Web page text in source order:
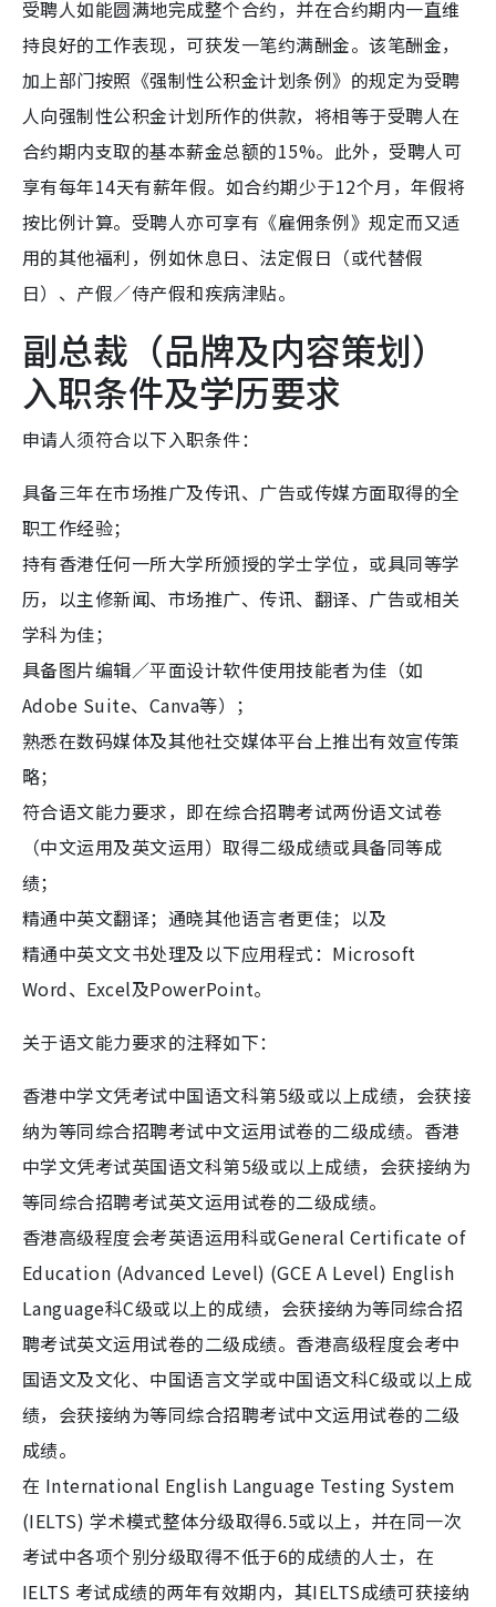
受聘人如能圆满地完成整个合约，并在合约期内一直维
持良好的工作表现，可获发一笔约满酬金。该笔酬金，
加上部门按照《强制性公积金计划条例》的规定为受聘
人向强制性公积金计划所作的供款，将相等于受聘人在
合约期内支取的基本薪金总额的15%。此外，受聘人可
享有每年14天有薪年假。如合约期少于12个月，年假将
按比例计算。受聘人亦可享有《雇佣条例》规定而又适
用的其他福利，例如休息日、法定假日（或代替假
日）、产假／侍产假和疾病津贴。
副总裁（品牌及内容策划）
入职条件及学历要求
申请人须符合以下入职条件：
具备三年在市场推广及传讯、广告或传媒方面取得的全
职工作经验；
持有香港任何一所大学所颁授的学士学位，或具同等学
历，以主修新闻、市场推广、传讯、翻译、广告或相关
学科为佳；
具备图片编辑／平面设计软件使用技能者为佳（如
Adobe Suite、Canva等）；
熟悉在数码媒体及其他社交媒体平台上推出有效宣传策
略；
符合语文能力要求，即在综合招聘考试两份语文试卷
（中文运用及英文运用）取得二级成绩或具备同等成
绩；
精通中英文翻译；通晓其他语言者更佳；以及
精通中英文文书处理及以下应用程式：Microsoft
Word、Excel及PowerPoint。
关于语文能力要求的注释如下：
香港中学文凭考试中国语文科第5级或以上成绩，会获接
纳为等同综合招聘考试中文运用试卷的二级成绩。香港
中学文凭考试英国语文科第5级或以上成绩，会获接纳为
等同综合招聘考试英文运用试卷的二级成绩。
香港高级程度会考英语运用科或General Certificate of
Education (Advanced Level) (GCE A Level) English
Language科C级或以上的成绩，会获接纳为等同综合招
聘考试英文运用试卷的二级成绩。香港高级程度会考中
国语文及文化、中国语言文学或中国语文科C级或以上成
绩，会获接纳为等同综合招聘考试中文运用试卷的二级
成绩。
在 International English Language Testing System
(IELTS) 学术模式整体分级取得6.5或以上，并在同一次
考试中各项个别分级取得不低于6的成绩的人士，在
IELTS 考试成绩的两年有效期内，其IELTS成绩可获接纳